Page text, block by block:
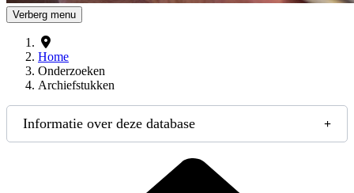
Verberg menu
Home
Onderzoeken
Archiefstukken
Informatie over deze database